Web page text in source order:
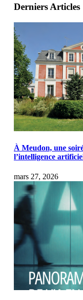
Derniers Articles
À Meudon, une
l’intelligence
mars 27, 2026